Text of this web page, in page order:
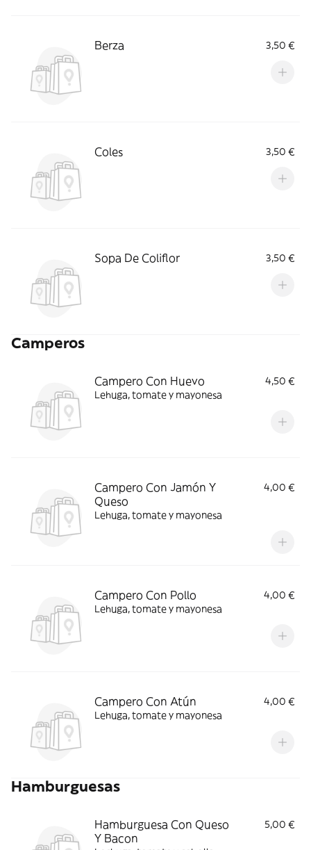
Berza 3,50 €
Coles 3,50 €
Sopa De Coliflor 3,50 €
Camperos
Campero Con Huevo
4,50 €
Lehuga, tomate y mayonesa
Campero Con Jamón Y
Queso
4,00 €
Lehuga, tomate y mayonesa
Campero Con Pollo
4,00 €
Lehuga, tomate y mayonesa
Campero Con Atún
4,00 €
Lehuga, tomate y mayonesa
Hamburguesas
Hamburguesa Con Queso
Y Bacon
5,00 €